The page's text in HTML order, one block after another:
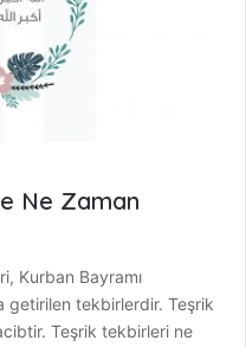
Ne Zaman
Kurban Bayramı
getirilen tekbirlerdir. Teşrik
Teşrik tekbirleri ne